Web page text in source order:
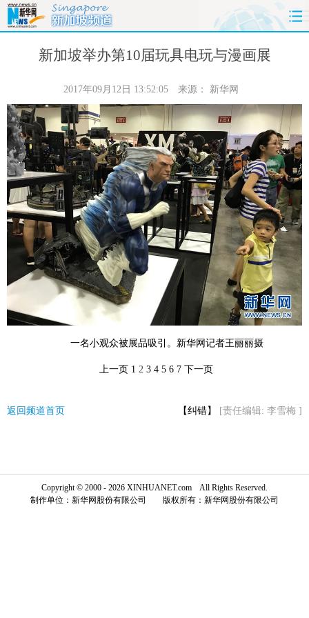
首页 时政 国际 财经
体育 人事
时尚 思客 地方 法治
港澳 台湾 华人 汽车
科技 能源 房产 公司
图片 视频 彩票 食品
旅游 健康 信息化 数据
公益 军事 无人机
新华电视英文
新加坡举办第10届玩具电玩与漫画展
2017年09月12日 13:52:05 来源： 新华网
一名小观众被展品吸引。新华网记者王丽丽摄
上一页 1 2 3 4 5 6 7 下一页
返回频道首页 【纠错】 [责任编辑: 李雪梅 ]
Copyright © 2000 - 2026 XINHUANET.com All Rights Reserved.
制作单位：新华网股份有限公司 版权所有：新华网股份有限公司